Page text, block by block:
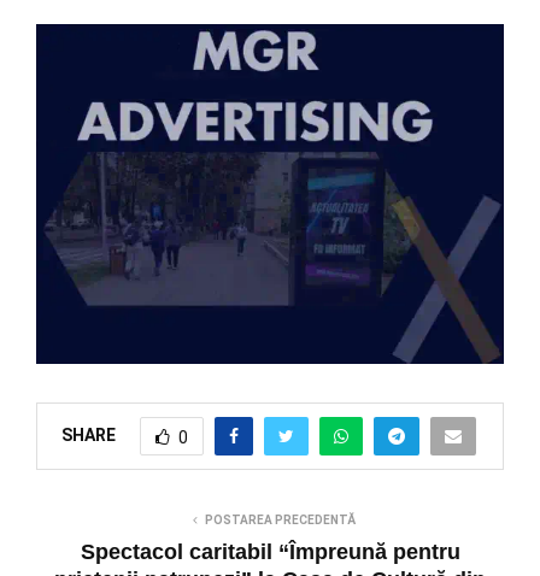
SHARE 0
POSTAREA PRECEDENTĂ
Spectacol caritabil “Împreună pentru